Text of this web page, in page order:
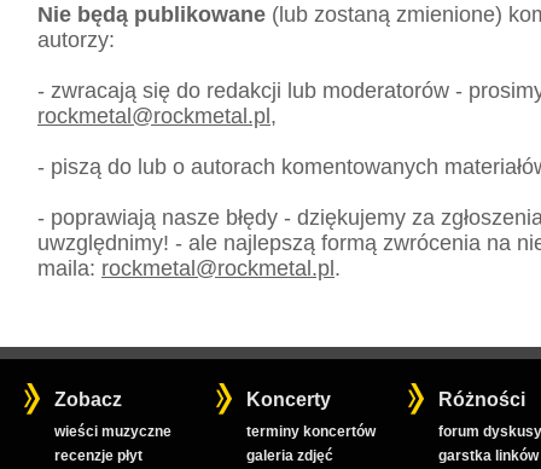
Nie będą publikowane (lub zostaną zmienione)
autorzy:
- zwracają się do redakcji lub moderatorów -
rockmetal@rockmetal.pl,
- piszą do lub o autorach komentowanych
- poprawiają nasze błędy - dziękujemy za
uwzględnimy! - ale najlepszą formą zwrócenia na
maila: rockmetal@rockmetal.pl.
Zobacz
wieści muzyczne
recenzje płyt
Koncerty
terminy koncertów
galeria zdjęć
Różności
forum
garstka linków